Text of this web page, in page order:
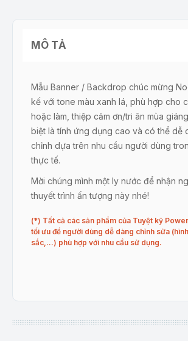
MÔ TẢ
Mẫu Banner / Backdrop chúc mừng
kế với tone màu xanh lá, phù hợp cho
hoặc làm, thiệp cảm ơn/tri ân mùa
biệt là tính ứng dụng cao và có thể dễ
chỉnh dựa trên nhu cầu người dùng
thực tế.
Mời chúng mình một ly nước để nhận
thuyết trình ấn tượng này nhé!
(*) Tất cả các sản phẩm của Tuyệt kỹ
tối ưu để người dùng dễ dàng chỉnh sửa
sắc,…) phù hợp với nhu cầu sử dụng.